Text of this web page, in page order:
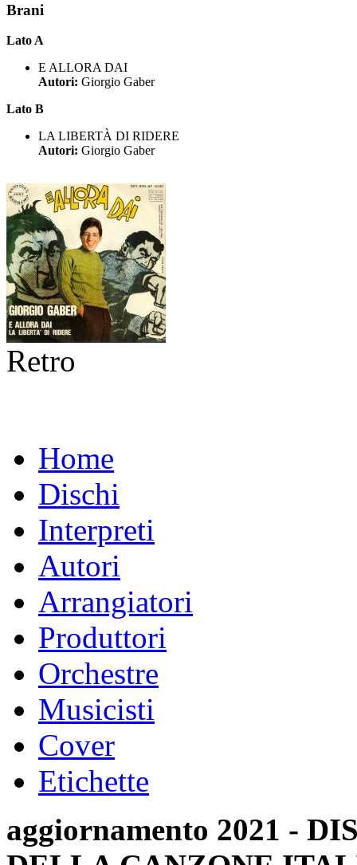
Brani
Lato A
E ALLORA DAI
Autori: Giorgio Gaber
Lato B
LA LIBERTÀ DI RIDERE
Autori: Giorgio Gaber
Retro
Home
Dischi
Interpreti
Autori
Arrangiatori
Produttori
Orchestre
Musicisti
Cover
Etichette
aggiornamento 2021 -